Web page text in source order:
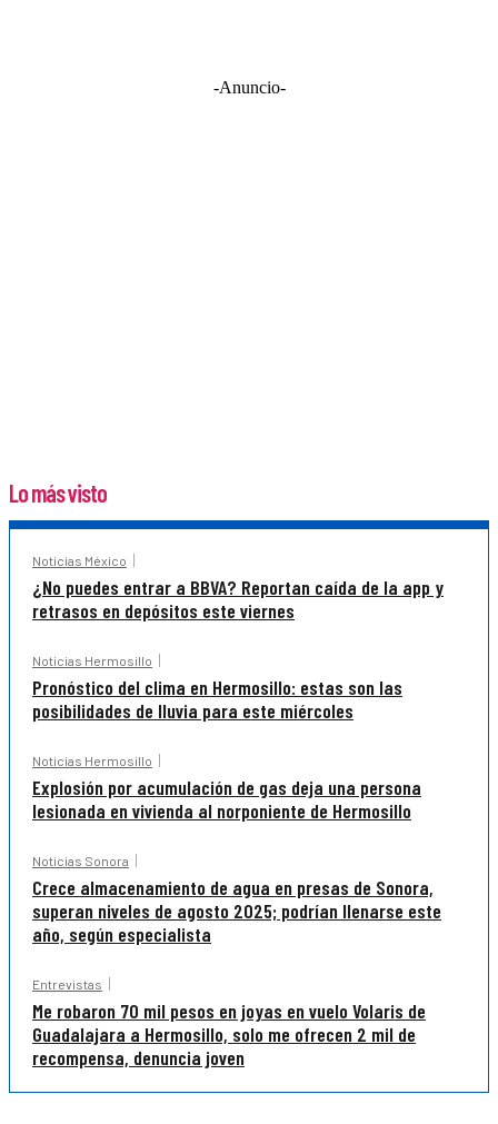
-Anuncio-
Lo más visto
Noticias México
¿No puedes entrar a BBVA? Reportan caída de la app y
retrasos en depósitos este viernes
Noticias Hermosillo
Pronóstico del clima en Hermosillo: estas son las
posibilidades de lluvia para este miércoles
Noticias Hermosillo
Explosión por acumulación de gas deja una persona
lesionada en vivienda al norponiente de Hermosillo
Noticias Sonora
Crece almacenamiento de agua en presas de Sonora,
superan niveles de agosto 2025; podrían llenarse este
año, según especialista
Entrevistas
Me robaron 70 mil pesos en joyas en vuelo Volaris de
Guadalajara a Hermosillo, solo me ofrecen 2 mil de
recompensa, denuncia joven